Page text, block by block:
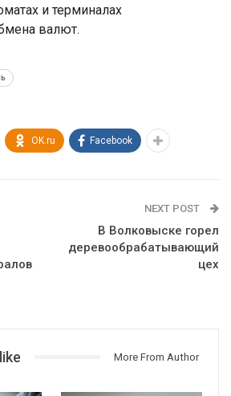
и терминалах
валют.
OK.ru Facebook
NEXT POST
В Волковыске горел
деревообрабатывающий
цех
More From Author